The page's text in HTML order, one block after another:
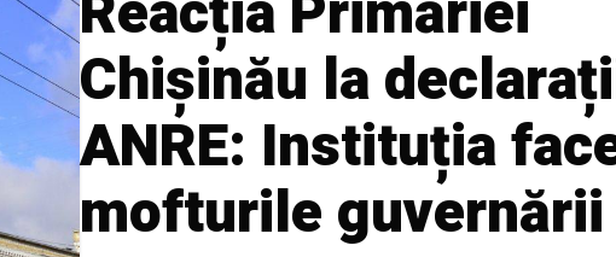
Chișinău la
ANRE: Instituția
mofturile guvernării